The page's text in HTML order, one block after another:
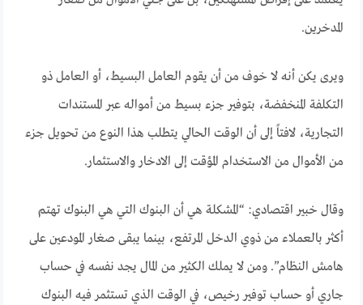
المدخرين.
ويرى يكن أنه لا خوف من أن يقوم العامل البسيط، أو العامل ذو
التكلفة المنخفضة، بتوفير جزء بسيط من أمواله عبر المستندات
التجارية، لافتاً إلى أن الوقت الحالي يتطلب هذا النوع من تحويل جزء
من الأموال من الاستخدام المؤقت إلى الادخار والاستثمار.
وقال خبير اقتصادي: “المشكلة هي أن البنوك التي هي البنوك تهتم
أكثر بالعملاء من ذوي الدخل المرتفع، بينما يبقى صغار المودعين على
هامش النظام”. ومن لا يملك الكثير من المال يجد نفسه في حساب
جاري أو حساب توفير رخيص، في الوقت الذي تستثمر فيه البنوك